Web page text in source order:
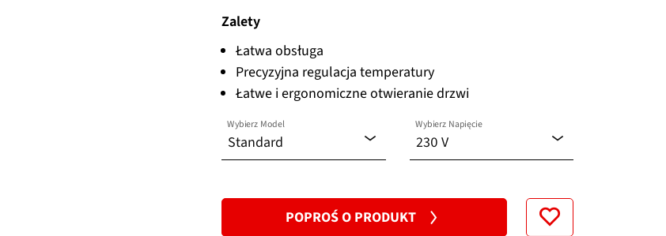
Zalety
Łatwa obsługa
Precyzyjna regulacja temperatury
Łatwe i ergonomiczne otwieranie drzwi
Standard
Wybierz Model
230 V
Wybierz Napięcie
230 V
POPROŚ O PRODUKT